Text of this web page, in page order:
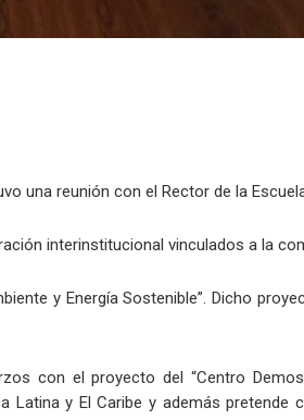
una reunión con el Rector de la
interinstitucional vinculados a la
y Energía Sostenible”. Dicho
con el proyecto del “Centro
y El Caribe y además pretende